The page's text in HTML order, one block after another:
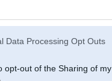
Data Processing Opt Outs
opt-out of the Sharing of
A ja nu izrādās, ka